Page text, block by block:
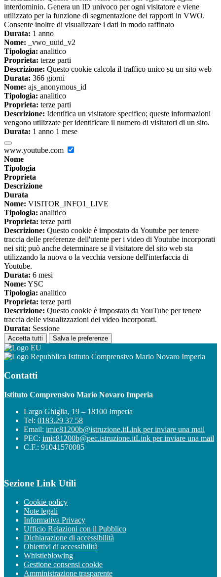
interdominio. Genera un ID univoco per ogni visitatore e viene
utilizzato per la funzione di segmentazione dei rapporti in VWO.
Consente inoltre di visualizzare i dati in modo raffinato
Durata: 1 anno
Nome: _vwo_uuid_v2
Tipologia: analitico
Proprieta: terze parti
Descrizione: Questo cookie calcola il traffico unico su un sito web
Durata: 366 giorni
Nome: ajs_anonymous_id
Tipologia: analitico
Proprieta: terze parti
Descrizione: Identifica un visitatore specifico; queste informazioni
vengono utilizzate per identificare il numero di visitatori di un sito.
Durata: 1 anno 1 mese
www.youtube.com
Nome
Tipologia
Proprieta
Descrizione
Durata
Nome: VISITOR_INFO1_LIVE
Tipologia: analitico
Proprieta: terze parti
Descrizione: Questo cookie è impostato da Youtube per tenere
traccia delle preferenze dell'utente per i video di Youtube incorporati
nei siti; può anche determinare se il visitatore del sito web sta
utilizzando la nuova o la vecchia versione dell'interfaccia di
Youtube.
Durata: 6 mesi
Nome: YSC
Tipologia: analitico
Proprieta: terze parti
Descrizione: Questo cookie è impostato da YouTube per tenere
traccia delle visualizzazioni dei video incorporati.
Durata: Sessione
Accetta tutti Salva le preferenze
Istituto Comprensivo Mario Novaro Imperia
Contatti
Istituto Comprensivo Mario Novaro Imperia
Largo Ghiglia, 19 – 18100 Imperia
Tel: 0183.29 37 58
Email: imic81200b@istruzione.itLink per inviare una mail
PEC: imic81200b@pec.istruzione.itLink per inviare una mail
C.F.: 91041570085
Sezione Link Utili
Cookie policy
Note legali
Informativa Privacy
Ufficio Relazioni con il Pubblico
Dichiarazione di accessibilità
Obiettivi di accessibilità
Whistleblowing
Gestione consensi cookie
Amministrazione trasparente